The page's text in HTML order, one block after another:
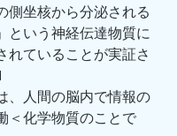
側坐核から分泌される
という神経伝達物質に
れていることが実証さ
、人間の脳内で情報の
＜化学物質のことで